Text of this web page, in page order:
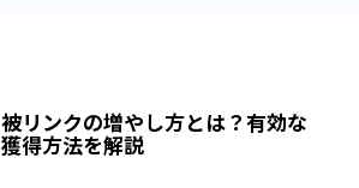
被リンクの増やし方とは？有効な
獲得方法を解説